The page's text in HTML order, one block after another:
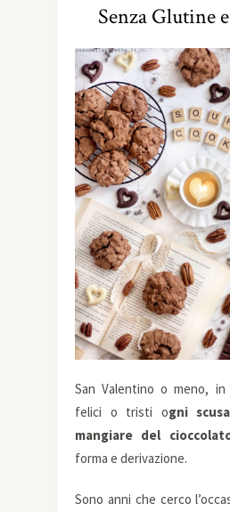
Senza Glutine
San Valentino o meno,
felici o tristi ogni
mangiare del
forma e derivazione.
Sono anni che cerco